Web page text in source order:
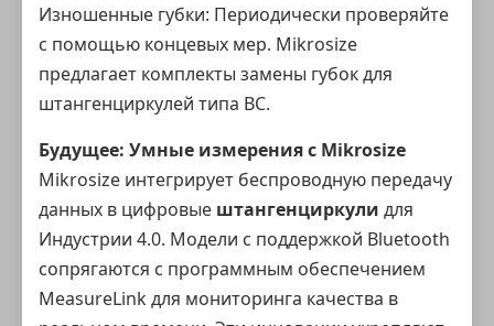
Изношенные губки: Периодически проверяйте
с помощью концевых мер. Mikrosize
предлагает комплекты замены губок для
штангенциркулей типа BC.
Будущее: Умные измерения с Mikrosize
Mikrosize интегрирует беспроводную передачу
данных в цифровые штангенциркули для
Индустрии 4.0. Модели с поддержкой Bluetooth
сопрягаются с программным обеспечением
MeasureLink для мониторинга качества в